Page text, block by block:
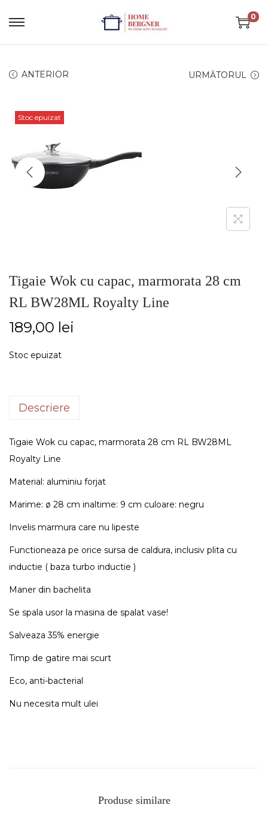
0
ANTERIOR URMĂTORUL
Stoc epuizat
Tigaie Wok cu capac, marmorata 28 cm
RL BW28ML Royalty Line
189,00 lei
Stoc epuizat
Descriere
Tigaie Wok cu capac, marmorata 28 cm RL BW28ML
Royalty Line
Material: aluminiu forjat
Marime: ø 28 cm inaltime: 9 cm culoare: negru
Invelis marmura care nu lipeste
Functioneaza pe orice sursa de caldura, inclusiv plita cu
inductie ( baza turbo inductie )
Maner din bachelita
Se spala usor la masina de spalat vase!
Salveaza 35% energie
Timp de gatire mai scurt
Eco, anti-bacterial
Nu necesita mult ulei
Produse similare